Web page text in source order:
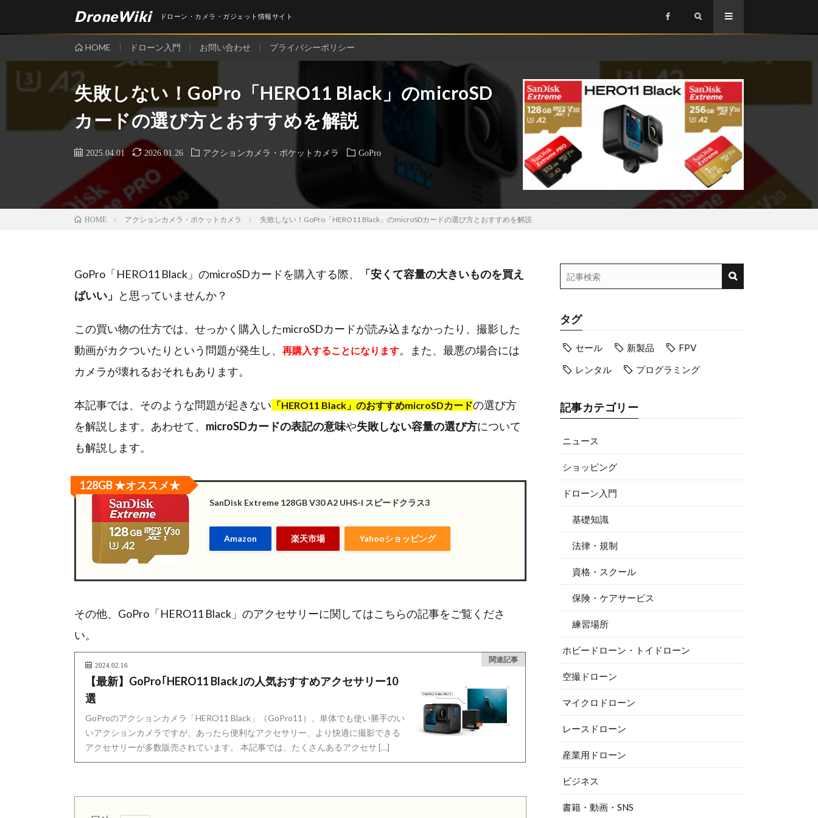
DroneWiki ドローン・カメラ・ガジェット情報サイト
HOME ドローン入門 お問い合わせ プライバシーポリシー
失敗しない！GoPro「HERO11 Black」のmicroSD
カードの選び方とおすすめを解説
2025.04.01 2026.01.26 アクションカメラ・ポケットカメラ GoPro
HOME アクションカメラ・ポケットカメラ 失敗しない！GoPro「HERO11 Black」のmicroSDカードの選び方とおすすめを解説
GoPro「HERO11 Black」のmicroSDカードを購入する際、
「安くて容量の大きいものを買え
ばいい」 と思っていませんか？
この買い物の仕方では、せっかく購入したmicroSDカードが読み込まなかったり、撮影した
動画がカクついたりという問題が発生し、 再購入することになります。また、最悪の場合には
カメラが壊れるおそれもあります。
本記事では、そのような問題が起きない 「HERO11 Black」のおすすめmicroSDカードの選び方
を解説します。あわせて、 microSDカードの表記の意味や失敗しない容量の選び方について
も解説します。
SanDisk Extreme 128GB V30 A2 UHS-I スピードクラス3
Amazon 楽天市場 Yahooショッピング
128GB ★オススメ★
その他、GoPro「HERO11 Black」のアクセサリーに関してはこちらの記事をご覧くださ
い。
関連記事
2024.02.16
【最新】GoPro｢HERO11 Black｣の人気おすすめアクセサリー10
選
GoProのアクションカメラ「HERO11 Black」（GoPro11）、単体でも使い勝手のい
いアクションカメラですが、あったら便利なアクセサリー、より快適に撮影できる
アクセサリーが多数販売されています。 本記事では、たくさんあるアクセサ […]
タグ
セール 新製品
FPV
レンタル
プログラミング
記事カテゴリー
ニュース
ショッピング
ドローン入門
基礎知識
法律・規制
資格・スクール
保険・ケアサービス
練習場所
ホビードローン・トイドローン
空撮ドローン
マイクロドローン
レースドローン
産業用ドローン
ビジネス
書籍・動画・SNS